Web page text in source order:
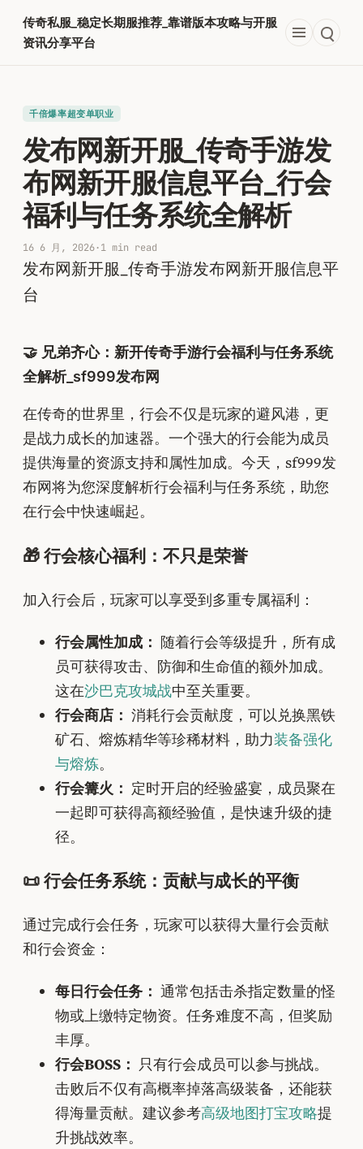
内
传奇私服_稳定长期服推荐_靠谱版本攻略与开服
资讯分享平台
千倍爆率超变单职业​
发布网新开服_传奇手游发
布网新开服信息平台_行会
福利与任务系统全解析
16 6 月, 2026·1 min read
发布网新开服_传奇手游发布网新开服信息平
台
🤝 兄弟齐心：新开传奇手游行会福利与任务系统
全解析_sf999发布网
在传奇的世界里，行会不仅是玩家的避风港，更
是战力成长的加速器。一个强大的行会能为成员
提供海量的资源支持和属性加成。今天，sf999发
布网将为您深度解析行会福利与任务系统，助您
在行会中快速崛起。
🎁 行会核心福利：不只是荣誉
加入行会后，玩家可以享受到多重专属福利：
行会属性加成： 随着行会等级提升，所有成
员可获得攻击、防御和生命值的额外加成。
这在沙巴克攻城战中至关重要。
行会商店： 消耗行会贡献度，可以兑换黑铁
矿石、熔炼精华等珍稀材料，助力装备强化
与熔炼。
行会篝火： 定时开启的经验盛宴，成员聚在
一起即可获得高额经验值，是快速升级的捷
径。
📜 行会任务系统：贡献与成长的平衡
通过完成行会任务，玩家可以获得大量行会贡献
和行会资金：
每日行会任务： 通常包括击杀指定数量的怪
物或上缴特定物资。任务难度不高，但奖励
丰厚。
行会BOSS： 只有行会成员可以参与挑战。
击败后不仅有高概率掉落高级装备，还能获
得海量贡献。建议参考高级地图打宝攻略提
升挑战效率。